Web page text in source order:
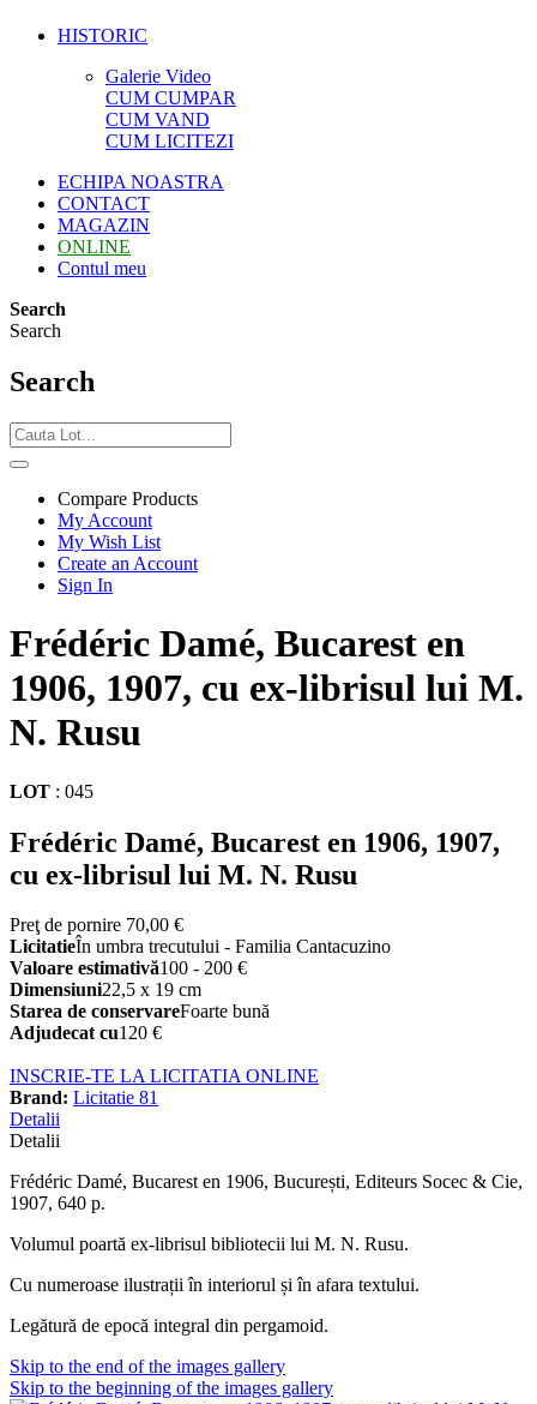
HISTORIC
Galerie Video
CUM CUMPAR
CUM VAND
CUM LICITEZI
ECHIPA NOASTRA
CONTACT
MAGAZIN
ONLINE
Contul meu
Search
Search
Search
Compare Products
My Account
My Wish List
Create an Account
Sign In
Frédéric Damé, Bucarest en
1906, 1907, cu ex-librisul lui M.
N. Rusu
LOT : 045
Frédéric Damé, Bucarest en 1906, 1907,
cu ex-librisul lui M. N. Rusu
Preţ de pornire 70,00 €
LicitatieÎn umbra trecutului - Familia Cantacuzino
Valoare estimativă100 - 200 €
Dimensiuni22,5 x 19 cm
Starea de conservareFoarte bună
Adjudecat cu120 €
INSCRIE-TE LA LICITATIA ONLINE
Brand: Licitatie 81
Detalii
Detalii
Frédéric Damé, Bucarest en 1906, București, Editeurs Socec & Cie,
1907, 640 p.
Volumul poartă ex-librisul bibliotecii lui M. N. Rusu.
Cu numeroase ilustrații în interiorul și în afara textului.
Legătură de epocă integral din pergamoid.
Skip to the end of the images gallery
Skip to the beginning of the images gallery